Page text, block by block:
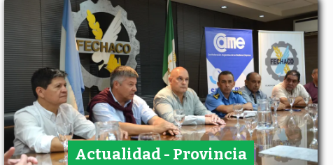
Actualidad - Provincia